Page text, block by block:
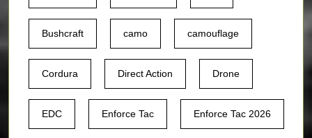
Bushcraft camo camouflage
Cordura Direct Action Drone
EDC Enforce Tac Enforce Tac 2026